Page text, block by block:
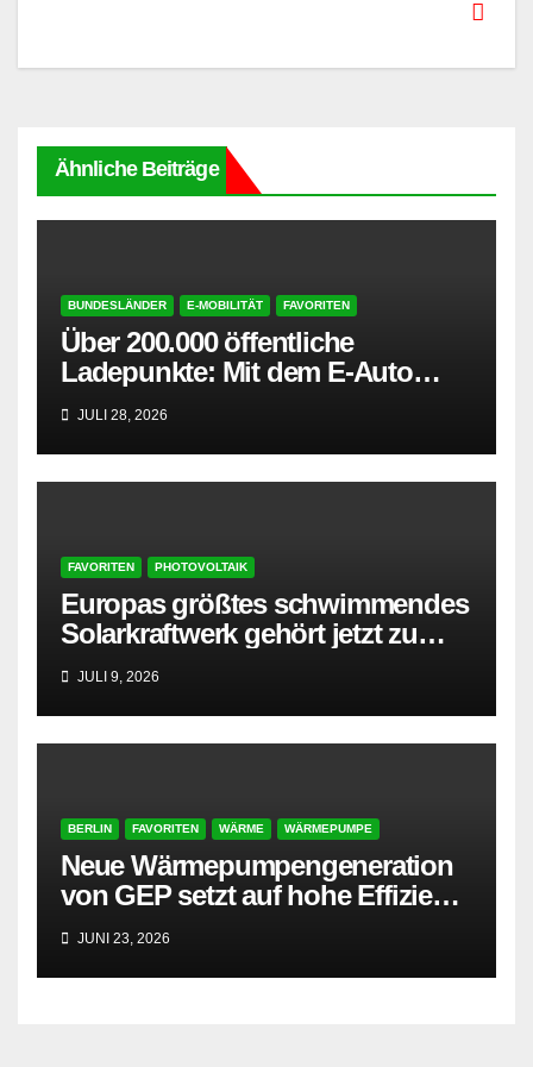
Ähnliche Beiträge
BUNDESLÄNDER E-MOBILITÄT FAVORITEN
Über 200.000 öffentliche
Ladepunkte: Mit dem E-Auto
entspannt in den Sommerurlaub
JULI 28, 2026
FAVORITEN PHOTOVOLTAIK
Europas größtes schwimmendes
Solarkraftwerk gehört jetzt zu
AMPYR
JULI 9, 2026
BERLIN FAVORITEN WÄRME WÄRMEPUMPE
Neue Wärmepumpengeneration
von GEP setzt auf hohe Effizienz
und besonders leisen Betrieb
JUNI 23, 2026